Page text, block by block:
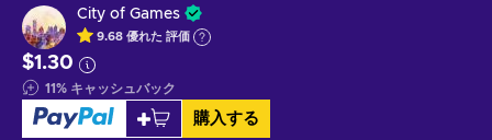
City of Games
9.68 優れた 評価
$1.30
11% キャッシュバック
購入する